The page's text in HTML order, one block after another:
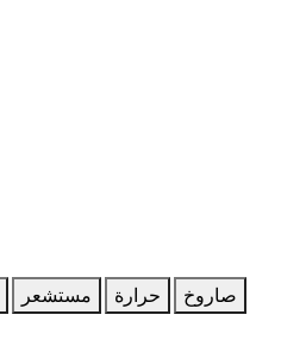
صاروخ حرارة مستشعر